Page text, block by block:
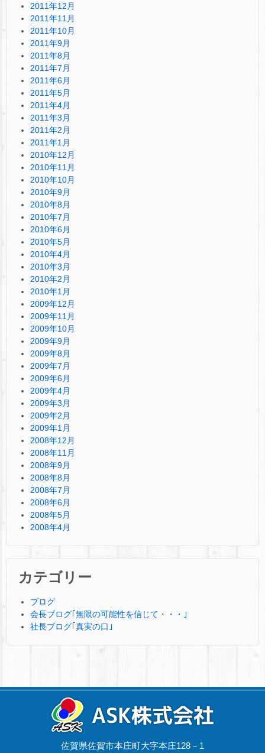
2011年12月
2011年11月
2011年10月
2011年9月
2011年8月
2011年7月
2011年6月
2011年5月
2011年4月
2011年3月
2011年2月
2011年1月
2010年12月
2010年11月
2010年10月
2010年9月
2010年8月
2010年7月
2010年6月
2010年5月
2010年4月
2010年3月
2010年2月
2010年1月
2009年12月
2009年11月
2009年10月
2009年9月
2009年8月
2009年7月
2009年6月
2009年4月
2009年3月
2009年2月
2009年1月
2008年12月
2008年11月
2008年9月
2008年8月
2008年7月
2008年6月
2008年5月
2008年4月
カテゴリー
ブログ
会長ブログ｢無限の可能性を信じて・・・｣
社長ブログ｢真実の口｣
佐賀県佐賀市本庄町大字本庄128－1